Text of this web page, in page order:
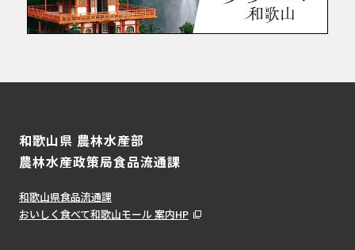
和歌山県 農林水産部
農林水産政策局食品流通課
和歌山県食品流通課
おいしく食べて和歌山モール 案内HP